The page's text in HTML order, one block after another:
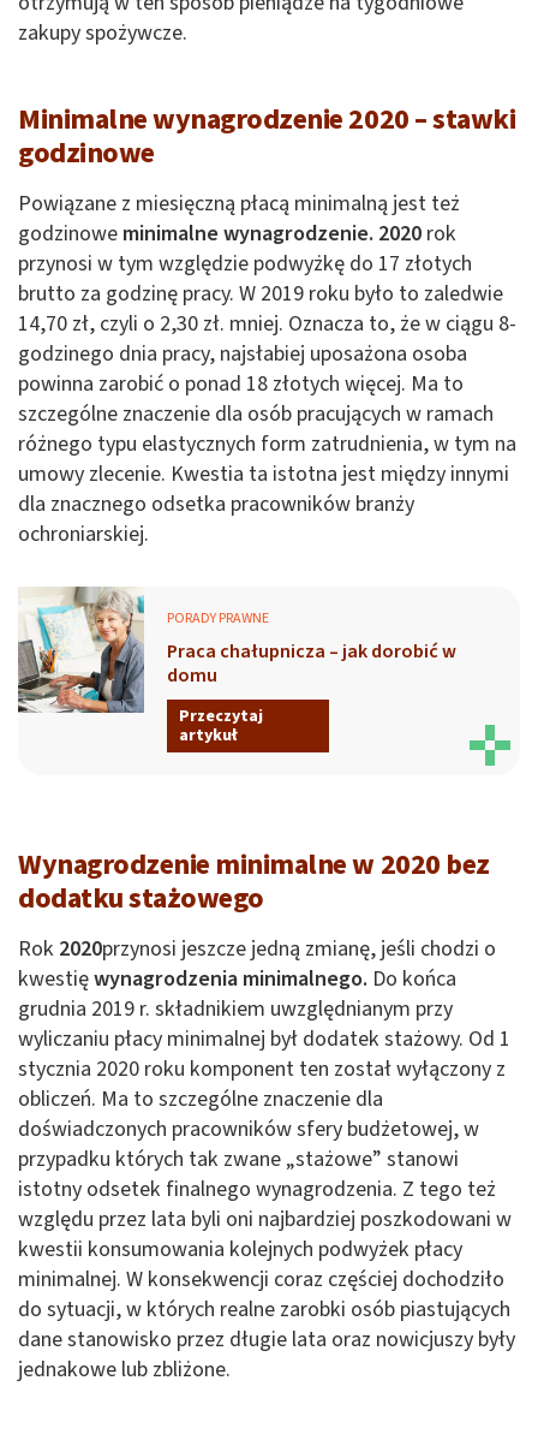
zakupy spożywcze.
Minimalne wynagrodzenie 2020 – stawki
godzinowe
Powiązane z miesięczną płacą minimalną jest też
godzinowe minimalne wynagrodzenie. 2020 rok
przynosi w tym względzie podwyżkę do 17 złotych
brutto za godzinę pracy. W 2019 roku było to zaledwie
14,70 zł, czyli o 2,30 zł. mniej. Oznacza to, że w ciągu 8-
godzinego dnia pracy, najsłabiej uposażona osoba
powinna zarobić o ponad 18 złotych więcej. Ma to
szczególne znaczenie dla osób pracujących w ramach
różnego typu elastycznych form zatrudnienia, w tym na
umowy zlecenie. Kwestia ta istotna jest między innymi
dla znacznego odsetka pracowników branży
ochroniarskiej.
PORADY PRAWNE
Praca chałupnicza – jak dorobić w
domu
Przeczytaj
artykuł
Wynagrodzenie minimalne w 2020 bez
dodatku stażowego
Rok 2020przynosi jeszcze jedną zmianę, jeśli chodzi o
kwestięwynagrodzenia minimalnego. Do końca
grudnia 2019 r. składnikiem uwzględnianym przy
wyliczaniu płacy minimalnej był dodatek stażowy. Od 1
stycznia 2020 roku komponent ten został wyłączony z
obliczeń. Ma to szczególne znaczenie dla
doświadczonych pracowników sfery budżetowej, w
przypadku których tak zwane „stażowe” stanowi
istotny odsetek finalnego wynagrodzenia. Z tego też
względu przez lata byli oni najbardziej poszkodowani w
kwestii konsumowania kolejnych podwyżek płacy
minimalnej. W konsekwencji coraz częściej dochodziło
do sytuacji, w których realne zarobki osób piastujących
dane stanowisko przez długie lata oraz nowicjuszy były
jednakowe lub zbliżone.